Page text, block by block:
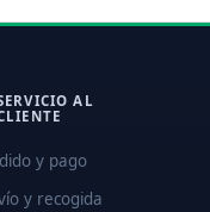
AL
y pago
y recogida